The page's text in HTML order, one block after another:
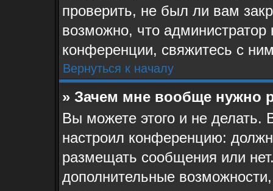
проверить, не был ли вам
возможно, что
конференции, свяжитесь с
Вернуться к началу
» Зачем мне вообще нужно
Вы можете этого и не делать.
настроил конференцию:
размещать сообщения или
дополнительные